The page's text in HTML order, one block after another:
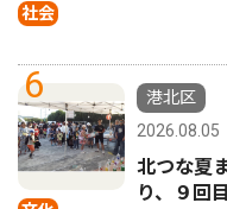
社会
6
港北区
2026.08.05
北つな夏
り、９回目